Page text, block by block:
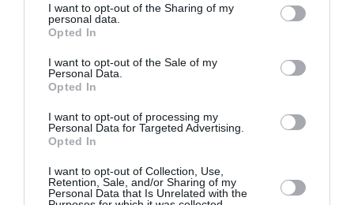
I want to opt-out of the Sharing of my
personal data.
Opted In
I want to opt-out of the Sale of my
Personal Data.
Opted In
I want to opt-out of processing my
Personal Data for Targeted Advertising.
Opted In
I want to opt-out of Collection, Use,
Retention, Sale, and/or Sharing of my
Personal Data that Is Unrelated with the
pronunțatesunt Palermo și Genova.În capitala
Siciliei, unde în general apartamentele sunt mai mari
decât în ​​celelalte capitale, între 2021 și 2023
suprafața medie a proprietăților vândute a trecut de